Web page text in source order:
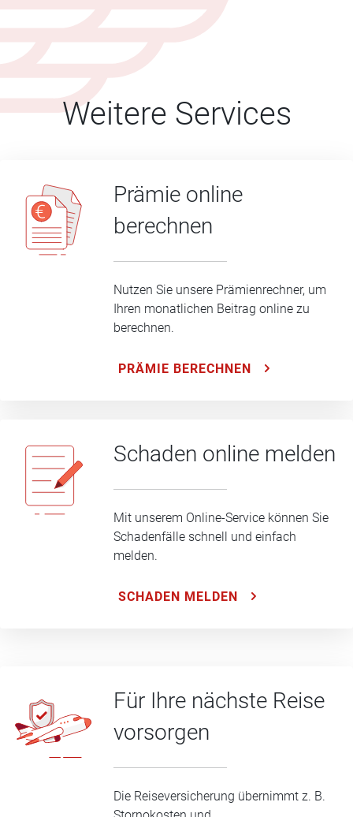
Weitere Services
Prämie online
berechnen
Nutzen Sie unsere Prämienrechner, um
Ihren monatlichen Beitrag online zu
berechnen.
PRÄMIE BERECHNEN
Schaden online melden
Mit unserem Online-Service können Sie
Schadenfälle schnell und einfach
melden.
SCHADEN MELDEN
Für Ihre nächste Reise
vorsorgen
Die Reiseversicherung übernimmt z. B.